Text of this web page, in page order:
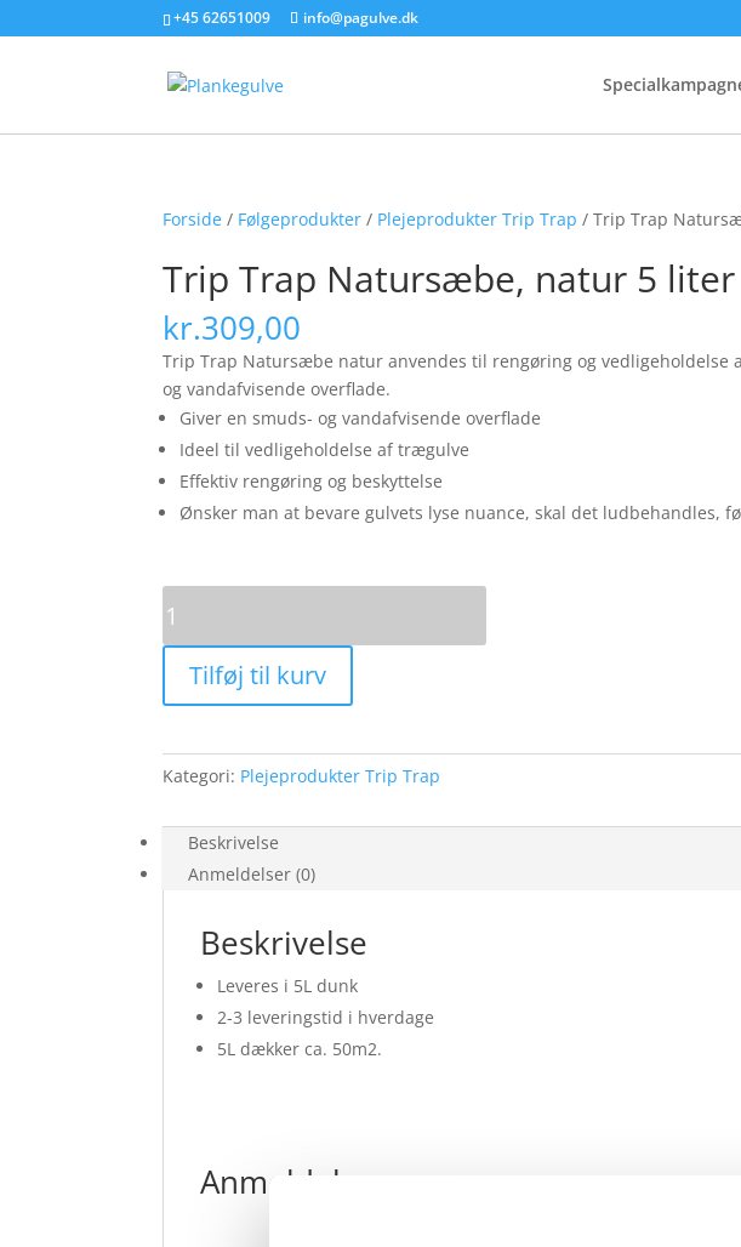
+45 62651009 info@pagulve.dk
Forside / Følgeprodukter / Plejeprodukter Trip Trap / Trip Trap
Trip Trap Natursæbe, natur 5 liter
kr.309,00
Trip Trap Natursæbe natur anvendes til rengøring og
og vandafvisende overflade.
Giver en smuds- og vandafvisende overflade
Ideel til vedligeholdelse af trægulve
Effektiv rengøring og beskyttelse
Ønsker man at bevare gulvets lyse nuance, skal det ludbehandles,
Trap
Natursæbe,
natur
5
antal
Tilføj til kurv
Kategori: Plejeprodukter Trip Trap
Beskrivelse
Anmeldelser (0)
Beskrivelse
Leveres i 5L dunk
2-3 leveringstid i hverdage
5L dækker ca. 50m2.
Anmeldelser